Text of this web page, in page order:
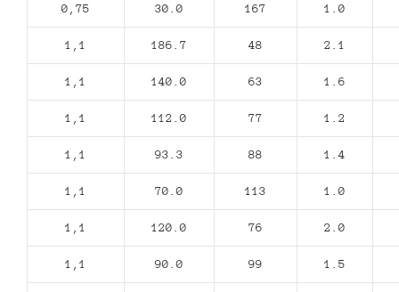
0,75 30.0 167 1.0
1,1 186.7 48 2.1
1,1 140.0 63 1.6
1,1 112.0 77 1.2
1,1 93.3 88 1.4
1,1 70.0 113 1.0
1,1 120.0 76 2.0
1,1 90.0 99 1.5